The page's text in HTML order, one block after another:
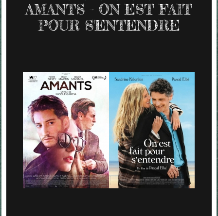
AMANTS - ON EST FAIT
POUR S'ENTENDRE